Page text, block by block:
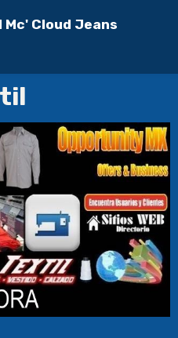
Cloud Jeans